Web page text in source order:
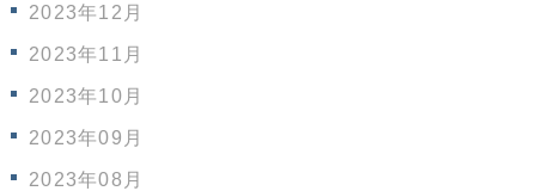
2023年12月
2023年11月
2023年10月
2023年09月
2023年08月